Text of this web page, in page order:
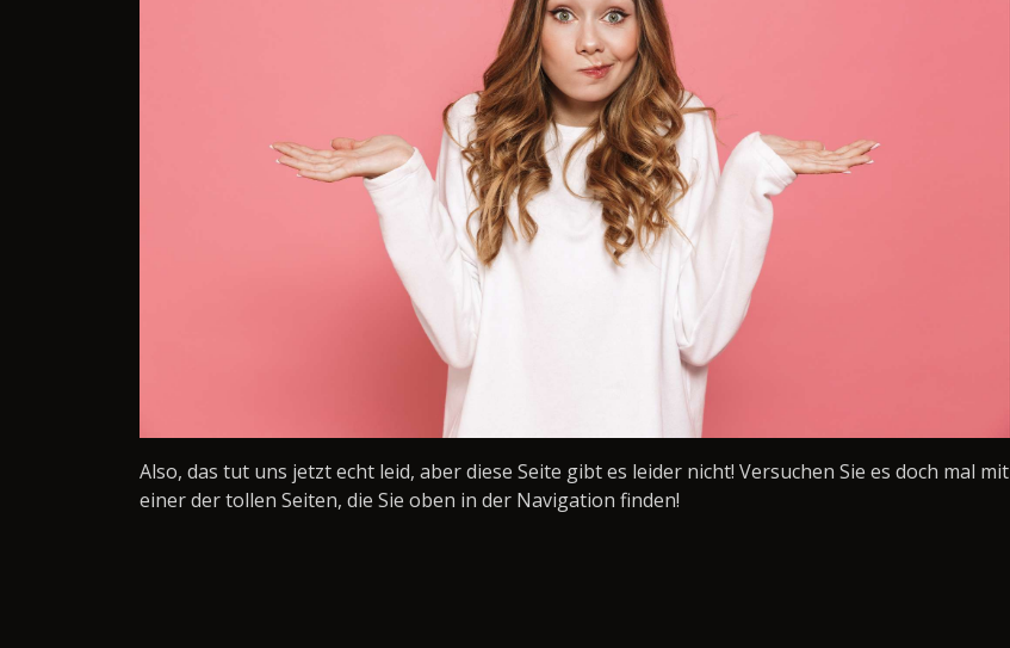
Also, das tut uns jetzt echt leid, aber diese Seite gibt es leider nicht! Versuchen Sie es doch mal mit
einer der tollen Seiten, die Sie oben in der Navigation finden!